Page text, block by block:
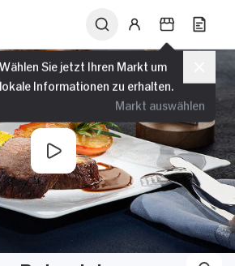
Wählen Sie jetzt Ihren Markt um
lokale Informationen zu erhalten.
Markt auswählen